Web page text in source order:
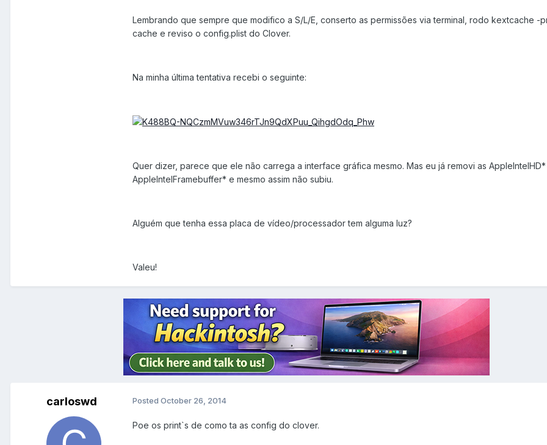
Lembrando que sempre que modifico a S/L/E, conserto as permissões via terminal, rodo kextcache -
cache e reviso o config.plist do Clover.
Na minha última tentativa recebi o seguinte:
Quer dizer, parece que ele não carrega a interface gráfica mesmo. Mas eu já removi as
AppleIntelFramebuffer* e mesmo assim não subiu.
Alguém que tenha essa placa de vídeo/processador tem alguma luz?
Valeu!
carloswd Posted October 26, 2014
Poe os print`s de como ta as config do clover.